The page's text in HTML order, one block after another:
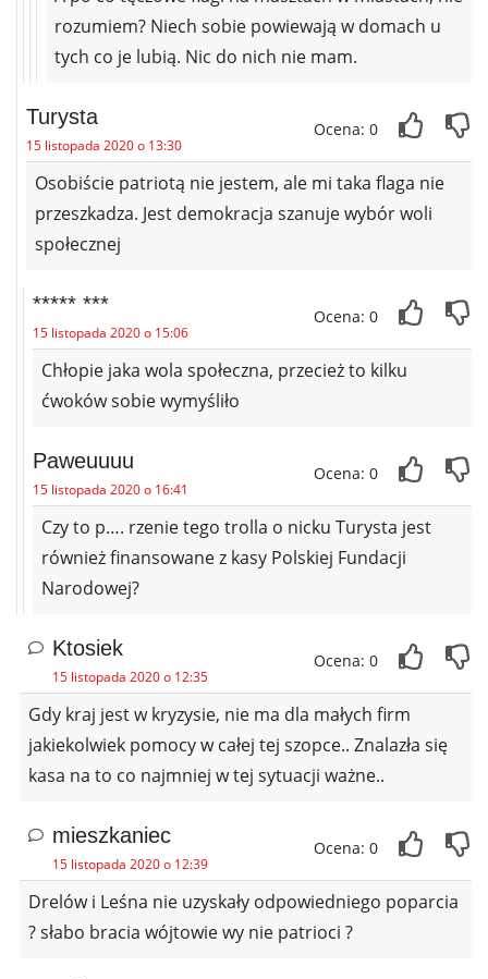
rozumiem? Niech sobie powiewają w domach u
tych co je lubią. Nic do nich nie mam.
Turysta
15 listopada 2020 o 13:30
Ocena: 0
Osobiście patriotą nie jestem, ale mi taka flaga nie
przeszkadza. Jest demokracja szanuje wybór woli
społecznej
***** ***
15 listopada 2020 o 15:06
Ocena: 0
Chłopie jaka wola społeczna, przecież to kilku
ćwoków sobie wymyśliło
Paweuuuu
15 listopada 2020 o 16:41
Ocena: 0
Czy to p…. rzenie tego trolla o nicku Turysta jest
również finansowane z kasy Polskiej Fundacji
Narodowej?
Ktosiek
15 listopada 2020 o 12:35
Ocena: 0
Gdy kraj jest w kryzysie, nie ma dla małych firm
jakiekolwiek pomocy w całej tej szopce.. Znalazła się
kasa na to co najmniej w tej sytuacji ważne..
mieszkaniec
15 listopada 2020 o 12:39
Ocena: 0
Drelów i Leśna nie uzyskały odpowiedniego poparcia
? słabo bracia wójtowie wy nie patrioci ?